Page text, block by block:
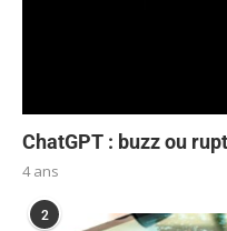
ChatGPT : buzz ou
4 ans
2